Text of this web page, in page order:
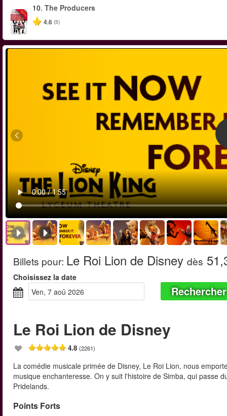
-50%
10. The Producers
4.6 (5)
Billets pour: Le Roi Lion de Disney dès
Choisissez la date
ven, 7 aoû 2026
Rechercher
Le Roi Lion de Disney
4.8 (2261)
La comédie musicale primée de Disney, Le Roi Lion, nous
musique enchanteresse. On y suit l'histoire de Simba, qui passe
Pridelands.
Points Forts